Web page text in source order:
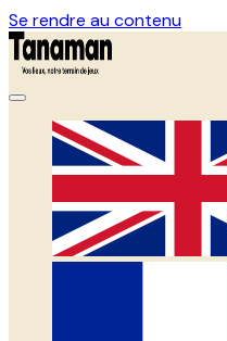
Se rendre au contenu